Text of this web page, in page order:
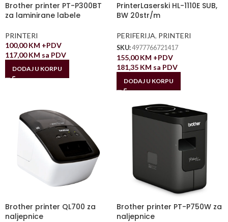
Brother printer PT-P300BT
za laminirane labele
PRINTERI
100,00KM +PDV
117,00KM sa PDV
DODAJ U KORPU
PrinterLaserski HL-1110E SUB,
BW 20str/m
PERIFERIJA, PRINTERI
SKU:4977766721417
155,00KM +PDV
181,35 KM sa PDV
DODAJ U KORPU
Brother printer QL700 za
naljepnice
Brother printer PT-P750W za
naljepnice